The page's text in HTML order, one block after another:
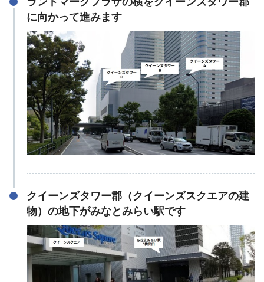
に向かって進みます
クイーンズタワー郡（クイーンズスクエアの建
物）の地下がみなとみらい駅です